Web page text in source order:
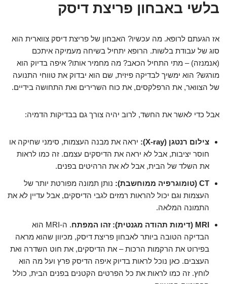
בלשי באבחון פריצת דיסק
אז הגעתם לרופא. מה עכשיו? האבחון של פריצת דיסק צווארית הוא
סוג של עבודת בלשות. הרופא יתחיל בשיחה מעמיקה איתכם
(אנמנזה) – מתי התחיל הכאב? מה מחמיר אותו? איפה בדיוק הוא
מורגש? הוא ימשיך לבדיקה פיזית, שם הוא יבדוק את טווחי התנועה
של הצוואר, את הרפלקסים, את כוח השרירים ואת התחושה בידיים.
אבל כדי לאשר את החשד, לרוב יהיה צורך גם בבדיקות הדמיה:
צילום רנטגן (X-ray):
יראה את מבנה העצמות, סימני שחיקה או
חוסר יציבות, אבל לא יראה את הדיסקים עצמם. זה כמו לראות
את השלד של הבית, אבל לא את הרהיטים בפנים.
CT (טומוגרפיה ממוחשבת):
נותן תמונה מפורטת יותר של
העצמות וגם יכול להראות רמזים לגבי הדיסקים, אבל עדיין לא את
התמונה המלאה.
MRI (דימות תהודה מגנטית):
זהו המפתח
. ה-MRI הוא
הבדיקה הטובה ביותר לאבחון פריצת דיסק, מכיוון שהוא מראה
בפירוט את הרקמות הרכות – את הדיסקים, את חוט השדרה ואת
העצבים. כאן נוכל לראות בדיוק איפה הדיסק פרץ ועל מה הוא
לוחץ. זה כמו לראות את כל הפרטים הקטנים בפנים הבית, כולל